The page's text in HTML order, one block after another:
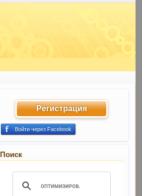
Регистрация
Войти через Facebook
Поиск